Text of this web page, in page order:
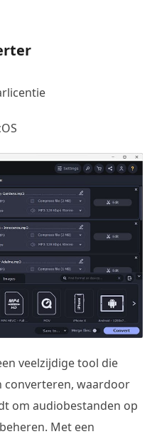
veelzijdige tool die
converteren, waardoor
om audiobestanden op
Met een